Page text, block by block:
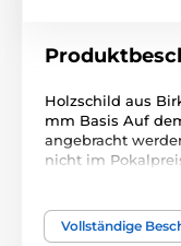
Holzschild aus
mm Basis Auf
angebracht
nicht im
Das Produkt
Vollständige